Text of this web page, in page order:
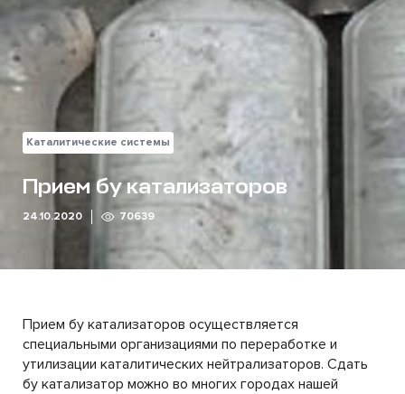
Каталитические системы
Прием бу катализаторов
24.10.2020 70639
Прием бу катализаторов осуществляется
специальными организациями по переработке и
утилизации каталитических нейтрализаторов. Сдать
бу катализатор можно во многих городах нашей